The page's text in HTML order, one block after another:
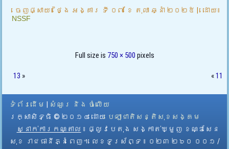
ចេញផ្សាយ៖ ថ្ងៃ អង្គារ ទី ០៧ ខែ តុលា ឆ្នាំ ២០២៥ | ដោយ៖
NSSF
Full size is 750 × 500 pixels
13 » «11
ទំព័រដើម
សំណួរ និង ចំលើយ
រក្សាសិទ្ធិ © ២០១៤ ដោយ​ បេឡាជាតិសន្តិសុខសង្គម
ស្នាក់ការកណ្តាល ៖ ផ្លូវបេតុង សង្កាត់ឃ្មួញ ខណ្ឌសែន
សុខ រាជធានីភ្នំពេញ។ លេខទូរស័ព្ទ ៖ ០២៣ ២៦០ ០០១ /